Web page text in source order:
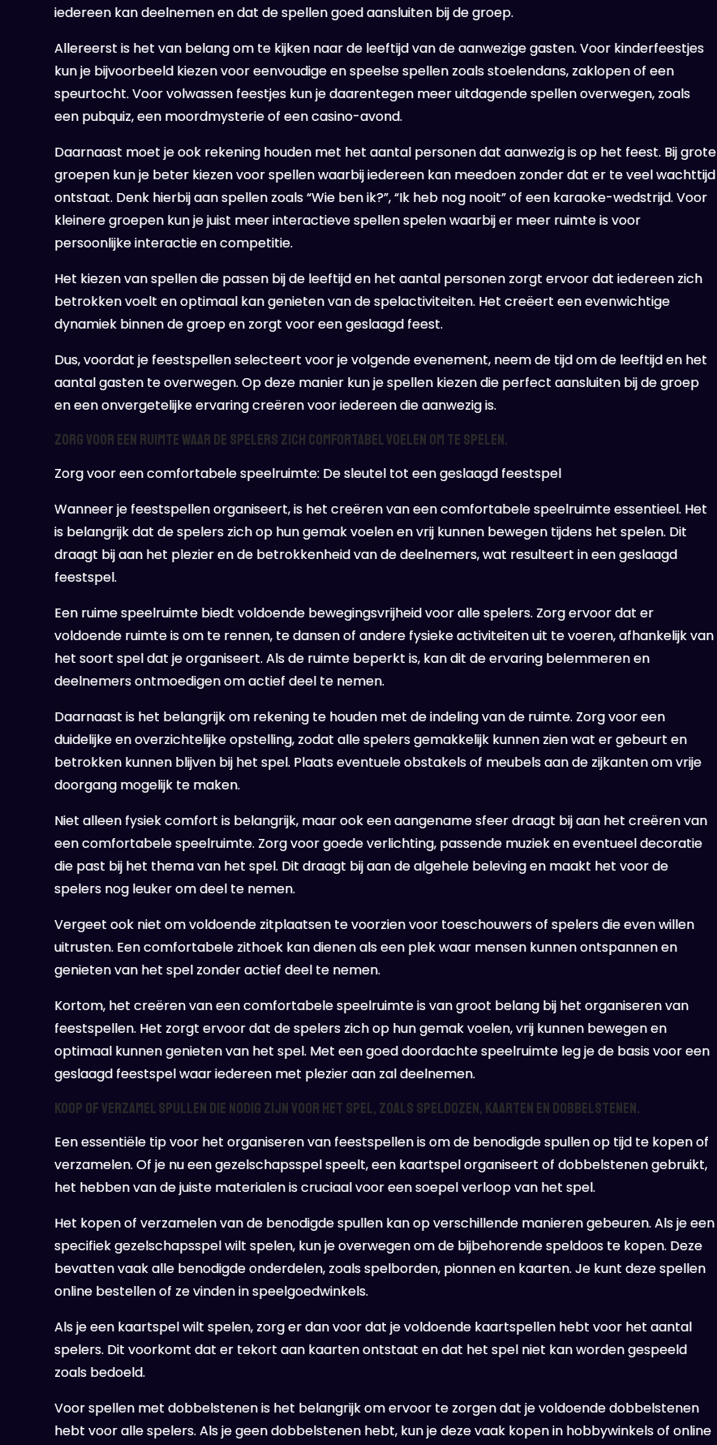
iedereen kan deelnemen en dat de spellen goed aansluiten bij de groep.
Allereerst is het van belang om te kijken naar de leeftijd van de aanwezige gasten. Voor kinderfeestjes
kun je bijvoorbeeld kiezen voor eenvoudige en speelse spellen zoals stoelendans, zaklopen of een
speurtocht. Voor volwassen feestjes kun je daarentegen meer uitdagende spellen overwegen, zoals
een pubquiz, een moordmysterie of een casino-avond.
Daarnaast moet je ook rekening houden met het aantal personen dat aanwezig is op het feest. Bij grote
groepen kun je beter kiezen voor spellen waarbij iedereen kan meedoen zonder dat er te veel wachttijd
ontstaat. Denk hierbij aan spellen zoals “Wie ben ik?”, “Ik heb nog nooit” of een karaoke-wedstrijd. Voor
kleinere groepen kun je juist meer interactieve spellen spelen waarbij er meer ruimte is voor
persoonlijke interactie en competitie.
Het kiezen van spellen die passen bij de leeftijd en het aantal personen zorgt ervoor dat iedereen zich
betrokken voelt en optimaal kan genieten van de spelactiviteiten. Het creëert een evenwichtige
dynamiek binnen de groep en zorgt voor een geslaagd feest.
Dus, voordat je feestspellen selecteert voor je volgende evenement, neem de tijd om de leeftijd en het
aantal gasten te overwegen. Op deze manier kun je spellen kiezen die perfect aansluiten bij de groep
en een onvergetelijke ervaring creëren voor iedereen die aanwezig is.
Zorg voor een ruimte waar de spelers zich comfortabel voelen om te spelen.
Zorg voor een comfortabele speelruimte: De sleutel tot een geslaagd feestspel
Wanneer je feestspellen organiseert, is het creëren van een comfortabele speelruimte essentieel. Het
is belangrijk dat de spelers zich op hun gemak voelen en vrij kunnen bewegen tijdens het spelen. Dit
draagt bij aan het plezier en de betrokkenheid van de deelnemers, wat resulteert in een geslaagd
feestspel.
Een ruime speelruimte biedt voldoende bewegingsvrijheid voor alle spelers. Zorg ervoor dat er
voldoende ruimte is om te rennen, te dansen of andere fysieke activiteiten uit te voeren, afhankelijk van
het soort spel dat je organiseert. Als de ruimte beperkt is, kan dit de ervaring belemmeren en
deelnemers ontmoedigen om actief deel te nemen.
Daarnaast is het belangrijk om rekening te houden met de indeling van de ruimte. Zorg voor een
duidelijke en overzichtelijke opstelling, zodat alle spelers gemakkelijk kunnen zien wat er gebeurt en
betrokken kunnen blijven bij het spel. Plaats eventuele obstakels of meubels aan de zijkanten om vrije
doorgang mogelijk te maken.
Niet alleen fysiek comfort is belangrijk, maar ook een aangename sfeer draagt bij aan het creëren van
een comfortabele speelruimte. Zorg voor goede verlichting, passende muziek en eventueel decoratie
die past bij het thema van het spel. Dit draagt bij aan de algehele beleving en maakt het voor de
spelers nog leuker om deel te nemen.
Vergeet ook niet om voldoende zitplaatsen te voorzien voor toeschouwers of spelers die even willen
uitrusten. Een comfortabele zithoek kan dienen als een plek waar mensen kunnen ontspannen en
genieten van het spel zonder actief deel te nemen.
Kortom, het creëren van een comfortabele speelruimte is van groot belang bij het organiseren van
feestspellen. Het zorgt ervoor dat de spelers zich op hun gemak voelen, vrij kunnen bewegen en
optimaal kunnen genieten van het spel. Met een goed doordachte speelruimte leg je de basis voor een
geslaagd feestspel waar iedereen met plezier aan zal deelnemen.
Koop of verzamel spullen die nodig zijn voor het spel, zoals speldozen, kaarten en dobbelstenen.
Een essentiële tip voor het organiseren van feestspellen is om de benodigde spullen op tijd te kopen of
verzamelen. Of je nu een gezelschapsspel speelt, een kaartspel organiseert of dobbelstenen gebruikt,
het hebben van de juiste materialen is cruciaal voor een soepel verloop van het spel.
Het kopen of verzamelen van de benodigde spullen kan op verschillende manieren gebeuren. Als je een
specifiek gezelschapsspel wilt spelen, kun je overwegen om de bijbehorende speldoos te kopen. Deze
bevatten vaak alle benodigde onderdelen, zoals spelborden, pionnen en kaarten. Je kunt deze spellen
online bestellen of ze vinden in speelgoedwinkels.
Als je een kaartspel wilt spelen, zorg er dan voor dat je voldoende kaartspellen hebt voor het aantal
spelers. Dit voorkomt dat er tekort aan kaarten ontstaat en dat het spel niet kan worden gespeeld
zoals bedoeld.
Voor spellen met dobbelstenen is het belangrijk om ervoor te zorgen dat je voldoende dobbelstenen
hebt voor alle spelers. Als je geen dobbelstenen hebt, kun je deze vaak kopen in hobbywinkels of online